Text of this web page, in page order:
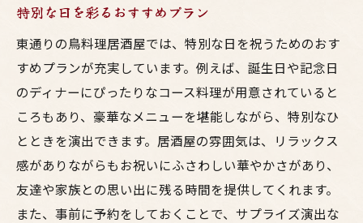
特別な日を彩るおすすめプラン
東通りの鳥料理居酒屋では、特別な日を祝うためのおす
すめプランが充実しています。例えば、誕生日や記念日
のディナーにぴったりなコース料理が用意されていると
ころもあり、豪華なメニューを堪能しながら、特別なひ
とときを演出できます。居酒屋の雰囲気は、リラックス
感がありながらもお祝いにふさわしい華やかさがあり、
友達や家族との思い出に残る時間を提供してくれます。
また、事前に予約をしておくことで、サプライズ演出な